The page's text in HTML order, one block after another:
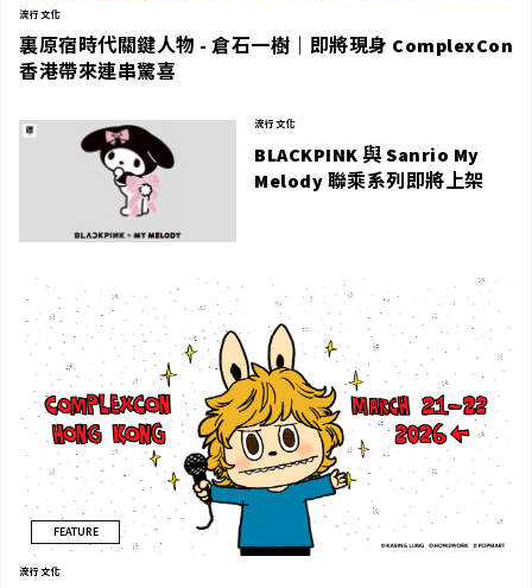
流行文化
裏原宿時代關鍵人物 - 倉石一樹｜即將現身 ComplexCon
香港帶來連串驚喜
流行文化
BLACKPINK 與 Sanrio My
Melody 聯乘系列即將上架
FEATURE
流行文化